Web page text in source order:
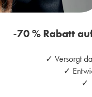
-70 % Rabatt
✓ Versorgt
✓
✓